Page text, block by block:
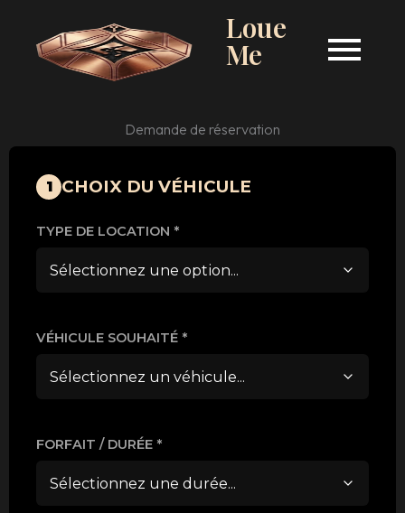
Loue
Me
Demande de réservation
1 CHOIX DU VÉHICULE
TYPE DE LOCATION *
VÉHICULE SOUHAITÉ *
FORFAIT / DURÉE *